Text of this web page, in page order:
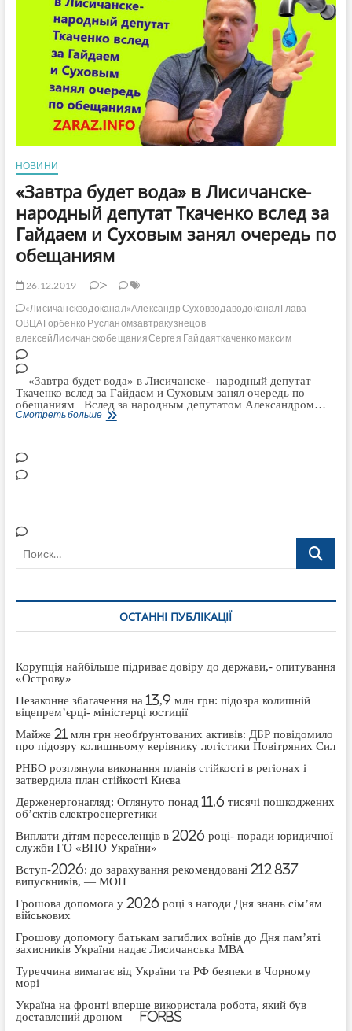
нардепа
Горбенко
о
коррупционном
правонарушении
НОВИНИ
«Завтра будет вода» в Лисичанске-
народный депутат Ткаченко вслед за
Гайдаем и Суховым занял очередь по
обещаниям
26.12.2019 >
«Лисичанскводоканал»Александр Суховводаводоканал Глава
ОВЦАГорбенко Русланомзавтракузнецов
алексейЛисичанскобещанияСергея Гайдаяткаченко максим
«Завтра будет вода» в Лисичанске- народный депутат
Ткаченко вслед за Гайдаем и Суховым занял очередь по
обещаниям Вслед за народным депутатом Александром…
Смотреть больше«Завтра
будет
занял
ОСТАННІ ПУБЛІКАЦІЇ
Корупція найбільше підриває довіру до держави,- опитування
«Острову»
Незаконне збагачення на 13,9 млн грн: підозра колишній
віцепрем’єрці- міністерці юстиції
Майже 21 млн грн необґрунтованих активів: ДБР повідомило
про підозру колишньому керівнику логістики Повітряних Сил
РНБО розглянула виконання планів стійкості в регіонах і
затвердила план стійкості Києва
Держенергонагляд: Оглянуто понад 11,6 тисячі пошкоджених
об’єктів електроенергетики
Виплати дітям переселенців в 2026 році- поради юридичної
служби ГО «ВПО України»
Вступ-2026: до зарахування рекомендовані 212 837
випускників, — МОН
Грошова допомога у 2026 році з нагоди Дня знань сім’ям
військових
Грошову допомогу батькам загиблих воїнів до Дня пам’яті
захисників України надає Лисичанська МВА
Туреччина вимагає від України та РФ безпеки в Чорному
морі
Україна на фронті вперше використала робота, який був
доставлений дроном — Forbs